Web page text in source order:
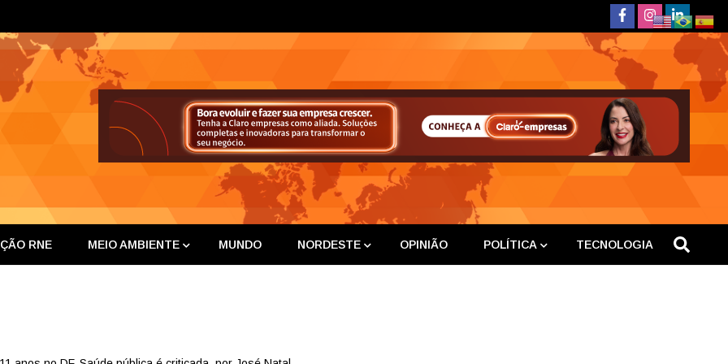
Nordeste
RNE MEIO AMBIENTE MUNDO NORDESTE OPINIÃO POLÍTICA TECNOLOGIA